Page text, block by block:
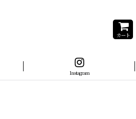
カート
Instagram